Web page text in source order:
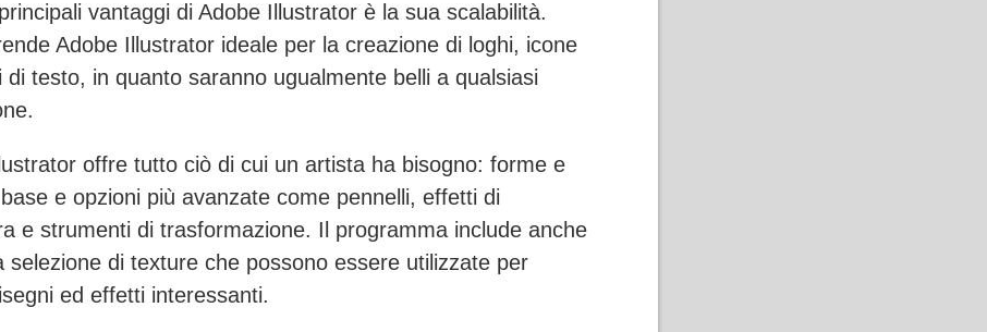
vantaggi di Adobe Illustrator è la sua scalabilità.
Adobe Illustrator ideale per la creazione di loghi, icone
di testo, in quanto saranno ugualmente belli a qualsiasi
offre tutto ciò di cui un artista ha bisogno: forme e
e opzioni più avanzate come pennelli, effetti di
e strumenti di trasformazione. Il programma include anche
selezione di texture che possono essere utilizzate per
ed effetti interessanti.